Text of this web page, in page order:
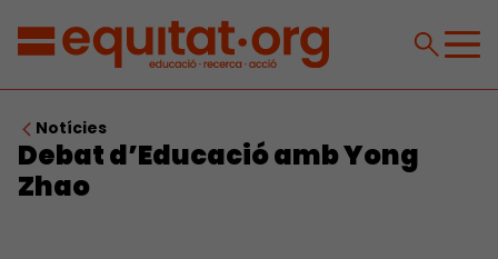
Notícies
Debat d’Educació amb Yong
Zhao